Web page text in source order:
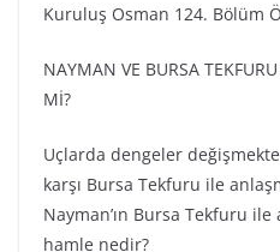
Kuruluş Osman 124. Bölüm
NAYMAN VE BURSA
Mİ?
Uçlarda dengeler
karşı Bursa Tekfuru ile
Nayman’ın Bursa Tekfuru
hamle nedir?